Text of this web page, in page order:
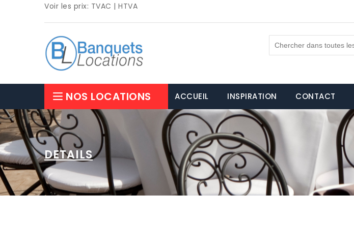
Voir les prix: TVAC | HTVA
NOS LOCATIONS ACCUEIL INSPIRATION CONTACT
DETAILS